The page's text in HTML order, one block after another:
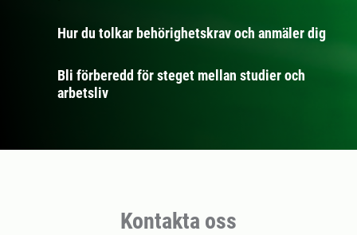
Hur du tolkar behörighetskrav och anmäler dig
Bli förberedd för steget mellan studier och
arbetsliv
Kontakta oss